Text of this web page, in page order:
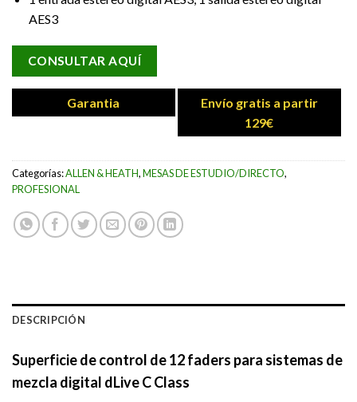
AES3
CONSULTAR AQUÍ
Garantia
Envío gratis a partir
129€
Categorías:ALLEN & HEATH,MESAS DE ESTUDIO/DIRECTO,
PROFESIONAL
DESCRIPCIÓN
Superficie de control de 12 faders para sistemas de
mezcla digital dLive C Class